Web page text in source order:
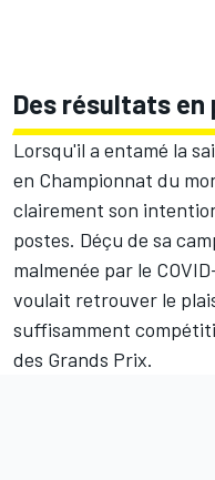
Des résultats
Lorsqu'il a entamé la
en Championnat du
clairement son
postes. Déçu de sa
malmenée par le
voulait retrouver le
suffisamment
des Grands Prix.